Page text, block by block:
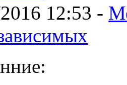
12:53 -